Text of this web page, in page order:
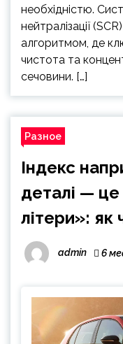
необхідністю.
нейтралізації
алгоритмом, де
чистота та
сечовини. […]
Разное
Індекс
деталі —
літери»: як
admin 6